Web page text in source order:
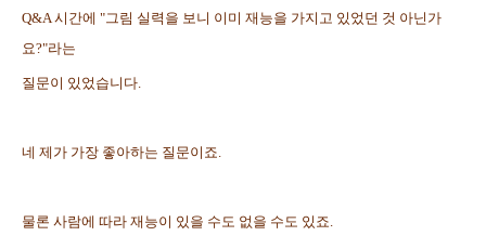
Q&A 시간에 "그림 실력을 보니 이미 재능을 가지고 있었던 것 아닌가
요?"라는
질문이 있었습니다.
네 제가 가장 좋아하는 질문이죠.
물론 사람에 따라 재능이 있을 수도 없을 수도 있죠.